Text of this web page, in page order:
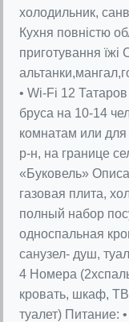
холодильник,
Кухня повністю
приготування їжі
• Wi-Fi 12
бруса на 10-14
комнатам или
р-н, на границе
«Буковель»
газовая плита,
полный набор
односпальная
санузел- душ,
4 Номера
кровать, шкаф,
туалет) Питание: